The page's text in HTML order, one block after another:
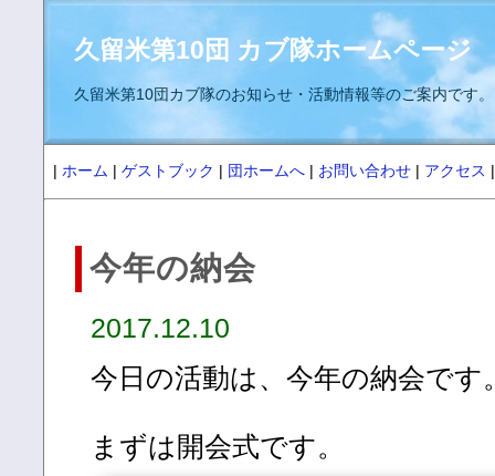
久留米第10団 カブ隊ホームページ
久留米第10団カブ隊のお知らせ・活動情報等のご案内です。
| ホーム | ゲストブック | 団ホームへ | お問い合わせ | アクセス |
今年の納会
2017.12.10
今日の活動は、今年の納会です
まずは開会式です。